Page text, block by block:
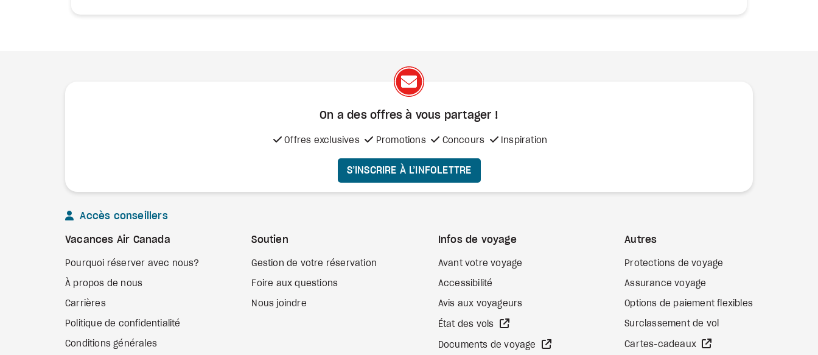
On a des offres à vous partager !
Offres exclusives Promotions Concours Inspiration
S’INSCRIRE À L’INFOLETTRE
Accès conseillers
Vacances Air Canada
Pourquoi réserver avec nous?
À propos de nous
Carrières
Politique de confidentialité
Conditions générales
Soutien
Gestion de votre réservation
Foire aux questions
Nous joindre
Infos de voyage
Avant votre voyage
Accessibilité
Avis aux voyageurs
État des vols
Documents de voyage Site Web externe
Autres
Protections de voyage
Assurance voyage
Options de paiement flexibles
Surclassement de vol
Cartes-cadeaux